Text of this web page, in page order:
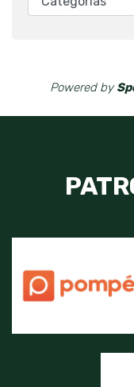
Powered by